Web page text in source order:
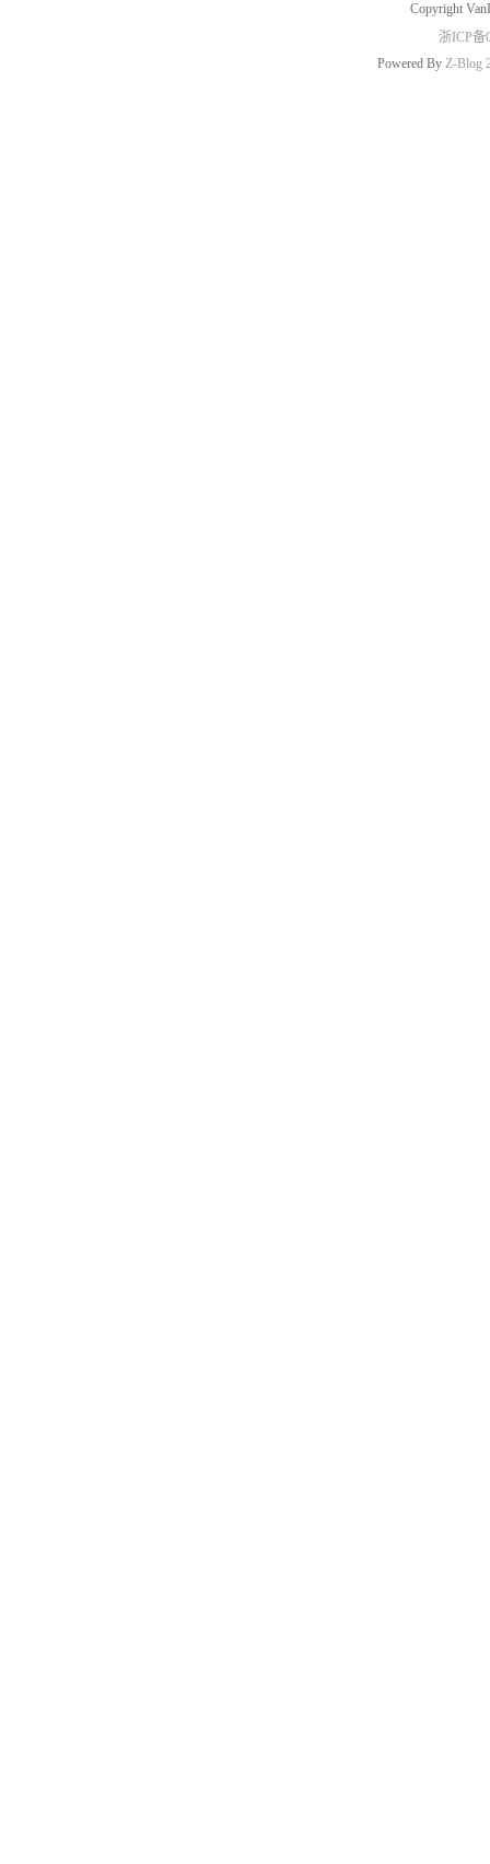
Copyright
浙ICP备
Powered By Z-Blog